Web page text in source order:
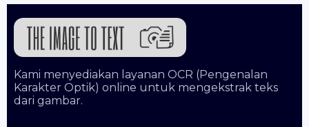
Kami menyediakan layanan OCR (Pengenalan
Karakter Optik) online untuk mengekstrak teks
dari gambar.